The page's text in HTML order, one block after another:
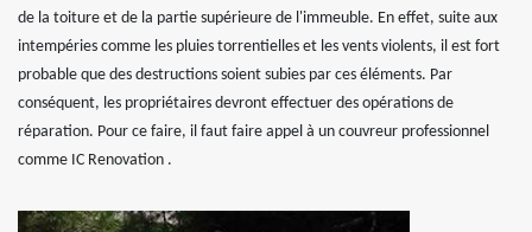
de la toiture et de la partie supérieure de l'immeuble. En effet, suite aux
intempéries comme les pluies torrentielles et les vents violents, il est fort
probable que des destructions soient subies par ces éléments. Par
conséquent, les propriétaires devront effectuer des opérations de
réparation. Pour ce faire, il faut faire appel à un couvreur professionnel
comme IC Renovation .